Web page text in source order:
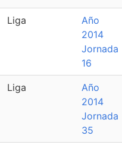
Liga
Año
2014
Jornada
16
Liga
Año
2014
Jornada
35